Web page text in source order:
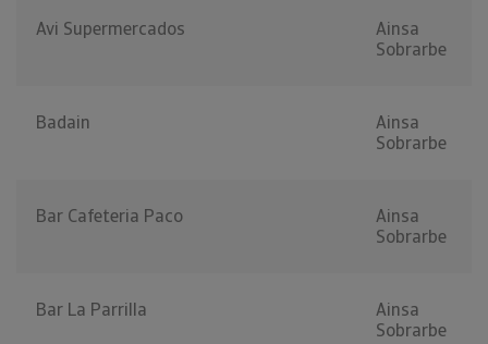
Avi Supermercados
Ainsa
Sobrarbe
Badain
Ainsa
Sobrarbe
Bar Cafeteria Paco
Ainsa
Sobrarbe
Bar La Parrilla
Ainsa
Sobrarbe